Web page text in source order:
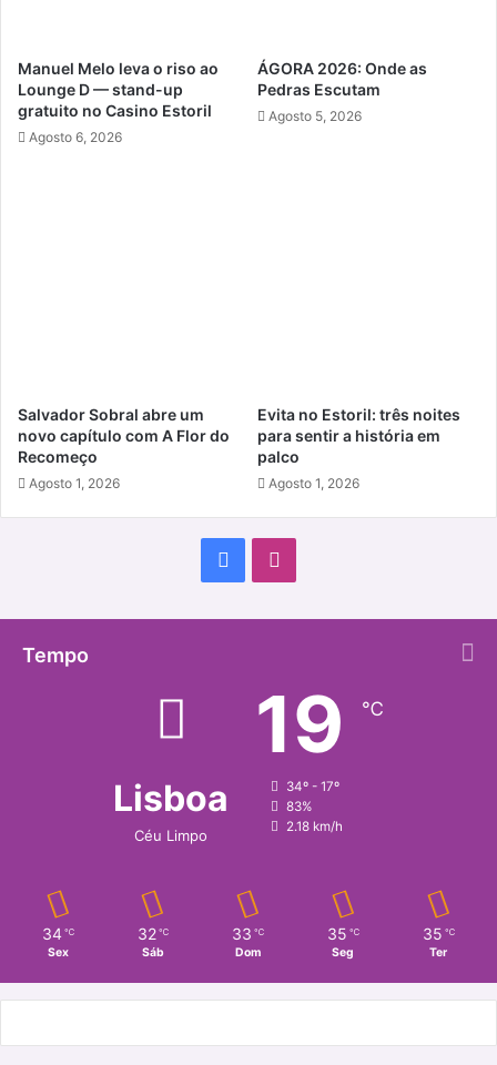
Manuel Melo leva o riso ao
Lounge D — stand-up
gratuito no Casino Estoril
Agosto 6, 2026
ÁGORA 2026: Onde as
Pedras Escutam
Agosto 5, 2026
Salvador Sobral abre um
novo capítulo com A Flor do
Recomeço
Agosto 1, 2026
Evita no Estoril: três noites
para sentir a história em
palco
Agosto 1, 2026
Facebook
Tempo
Lisboa
Céu Limpo
19 ℃
34º - 17º
83%
2.18 km/h
34 ℃
Sex
32 ℃
Sáb
33 ℃
Dom
35 ℃
Seg
35 ℃
Ter